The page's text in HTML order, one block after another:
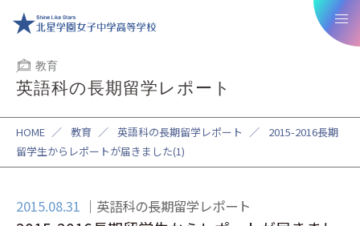
教育
英語科の長期留学レポート
HOME ／ 教育 ／ 英語科の長期留学レポート ／
2015-2016長期
留学生からレポートが届きました(1)
2015.08.31 英語科の長期留学レポート